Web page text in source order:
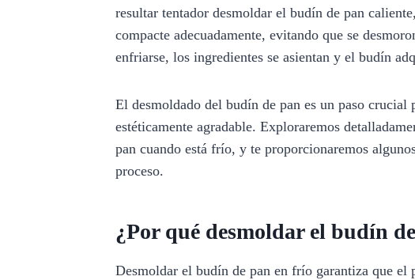
resultar tentador desmoldar el budín de pan
compacte adecuadamente, evitando que se
enfriarse, los ingredientes se asientan y el budín
El desmoldado del budín de pan es un paso crucial
estéticamente agradable. Exploraremos
pan cuando está frío, y te proporcionaremos
proceso.
¿Por qué desmoldar el budín
Desmoldar el budín de pan en frío garantiza que el